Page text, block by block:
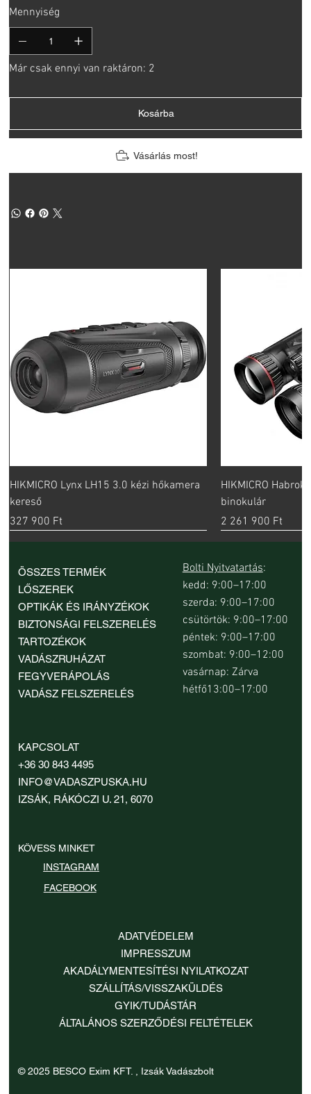
Mennyiség
Már csak ennyi van raktáron: 2
Kosárba
Vásárlás most!
HIKMICRO Lynx LH15 3.0 kézi hőkamera
kereső
Ár
327 900 Ft
HIKMICRO
binokulár
Ár
2 261 900 Ft
Nocpix Nite D70R digitális éjjellátó
céltávcső
Ár374 900 Ft
Beretta Mobilchoke 1/2 M szűkítés 12-es
kaliberhez
Ár11 500 Ft
Beretta Optima-Choke HP Modified
szűkítés 12-es kaliberhez
Ár17 600 Ft
Beretta FULL Mobil Choke szűkítés 12-es
kaliberhez
Ár11 500 Ft
Beretta olajozott mikroszálas
fegyverápoló kendő
Ár4290 Ft
új
Beretta Neo Cheek Rest pofadék
Ár16 690 Ft
Browning Invector-DS Clay Burner 3/4
IM szűkítés / szűkítő 12-es kaliberhez
Ár28 990 Ft
ADATVÉDELEM
IMPRESSZUM
AKADÁLYMENTESÍTÉSI NYILATKOZAT
SZÁLLÍTÁS/VISSZAKÜLDÉS
GYIK/TUDÁSTÁR
ÁLTALÁNOS SZERZŐDÉSI FELTÉTELEK
ÖSSZES TERMÉK
LŐSZEREK
OPTIKÁK ÉS IRÁNYZÉKOK
BIZTONSÁGI FELSZERELÉS
TARTOZÉKOK
VADÁSZRUHÁZAT
FEGYVERÁPOLÁS
VADÁSZ FELSZERELÉS
KÖVESS MINKET
INSTAGRAM
FACEBOOK
© 2025 BESCO Exim KFT. , Izsák Vadászbolt
KAPCSOLAT
+36 30 843 4495
INFO@VADASZPUSKA.HU
IZSÁK, RÁKÓCZI U. 21, 6070
Bolti Nyitvatartás:
kedd: 9:00–17:00
szerda: 9:00–17:00
csütörtök: 9:00–17:00
péntek: 9:00–17:00
szombat: 9:00–12:00
vasárnap: Zárva
hétfő13:00–17:00